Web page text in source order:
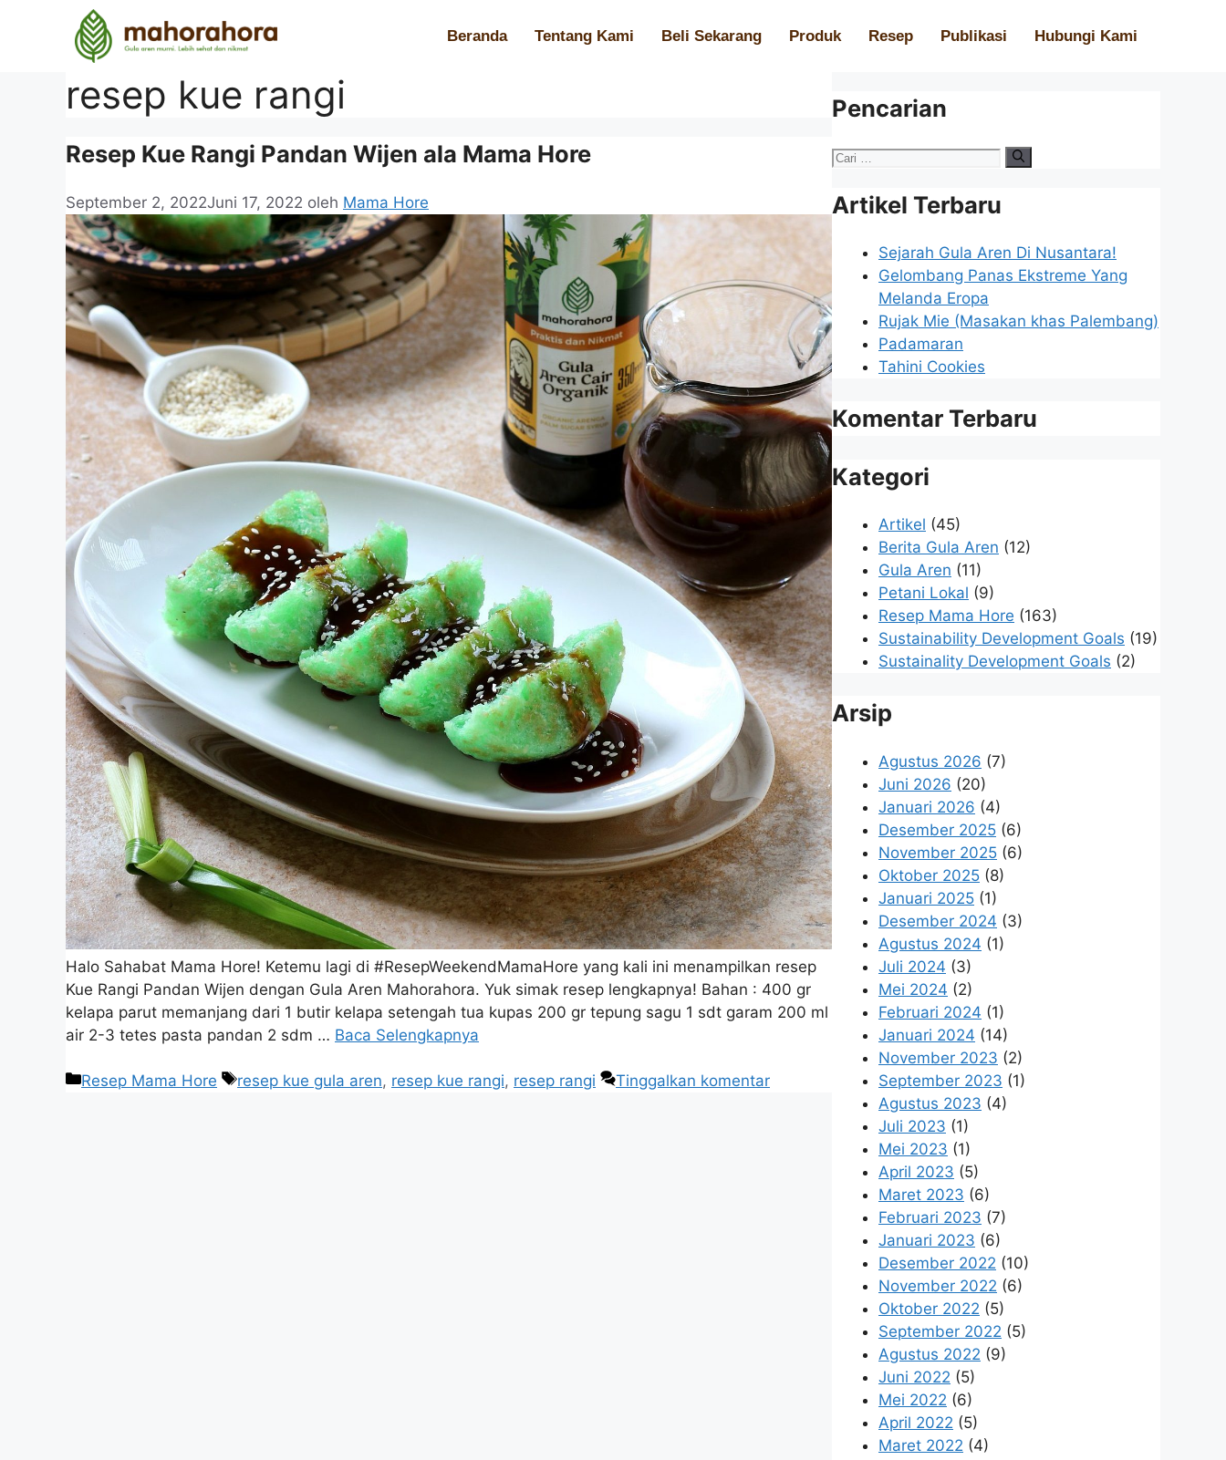
Beranda Tentang Kami Beli Sekarang Produk Resep Publikasi Hubungi Kami
resep kue rangi
Resep Kue Rangi Pandan Wijen ala Mama Hore
September 2, 2022Juni 17, 2022 oleh Mama Hore
Halo Sahabat Mama Hore! Ketemu lagi di #ResepWeekendMamaHore yang kali ini menampilkan resep
Kue Rangi Pandan Wijen dengan Gula Aren Mahorahora. Yuk simak resep lengkapnya! Bahan : 400 gr
kelapa parut memanjang dari 1 butir kelapa setengah tua kupas 200 gr tepung sagu 1 sdt garam 200 ml
air 2-3 tetes pasta pandan 2 sdm … Baca Selengkapnya
Resep Mama Hore resep kue gula aren, resep kue rangi, resep rangi Tinggalkan komentar
Pencarian
Artikel Terbaru
Sejarah Gula Aren Di Nusantara!
Gelombang Panas Ekstreme Yang
Melanda Eropa
Rujak Mie (Masakan khas Palembang)
Padamaran
Tahini Cookies
Komentar Terbaru
Kategori
Artikel (45)
Berita Gula Aren (12)
Gula Aren (11)
Petani Lokal (9)
Resep Mama Hore (163)
Sustainability Development Goals (19)
Sustainality Development Goals (2)
Arsip
Agustus 2026 (7)
Juni 2026 (20)
Januari 2026 (4)
Desember 2025 (6)
November 2025 (6)
Oktober 2025 (8)
Januari 2025 (1)
Desember 2024 (3)
Agustus 2024 (1)
Juli 2024 (3)
Mei 2024 (2)
Februari 2024 (1)
Januari 2024 (14)
November 2023 (2)
September 2023 (1)
Agustus 2023 (4)
Juli 2023 (1)
Mei 2023 (1)
April 2023 (5)
Maret 2023 (6)
Februari 2023 (7)
Januari 2023 (6)
Desember 2022 (10)
November 2022 (6)
Oktober 2022 (5)
September 2022 (5)
Agustus 2022 (9)
Juni 2022 (5)
Mei 2022 (6)
April 2022 (5)
Maret 2022 (4)